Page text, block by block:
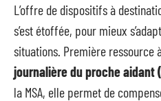
L’offre de dispositifs à
s’est étoffée, pour mieux
situations. Première ressource
journalière du proche aidant
la MSA, elle permet de